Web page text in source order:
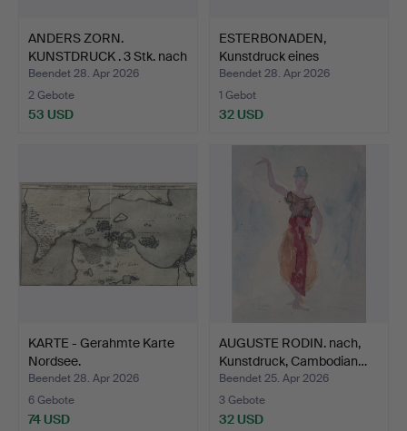
ANDERS ZORN.
KUNSTDRUCK . 3 Stk. nach
Radi…
Beendet 28. Apr 2026
2 Gebote
53 USD
ESTERBONADEN,
Kunstdruck eines
Wandgemälde…
Beendet 28. Apr 2026
1 Gebot
32 USD
KARTE - Gerahmte Karte
Nordsee.
Beendet 28. Apr 2026
6 Gebote
74 USD
AUGUSTE RODIN. nach,
Kunstdruck, Cambodian…
Beendet 25. Apr 2026
3 Gebote
32 USD